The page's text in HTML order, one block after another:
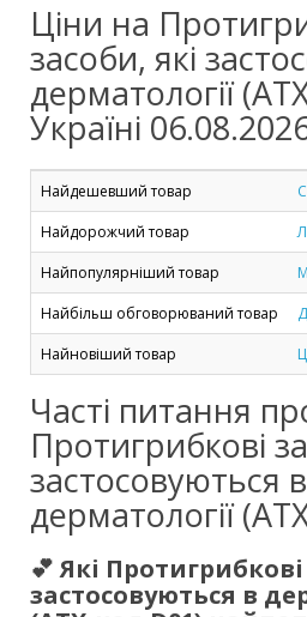
Ціни на
засоби, які
дерматології
Україні
Найдешевший товар
Найдорожчий товар
Найпопулярніший товар
Найбільш обговорюваний товар
Найновіший товар
Часті питання
Протигрибкові
застосовуються в
дерматології
💕 Які
застосовуються в